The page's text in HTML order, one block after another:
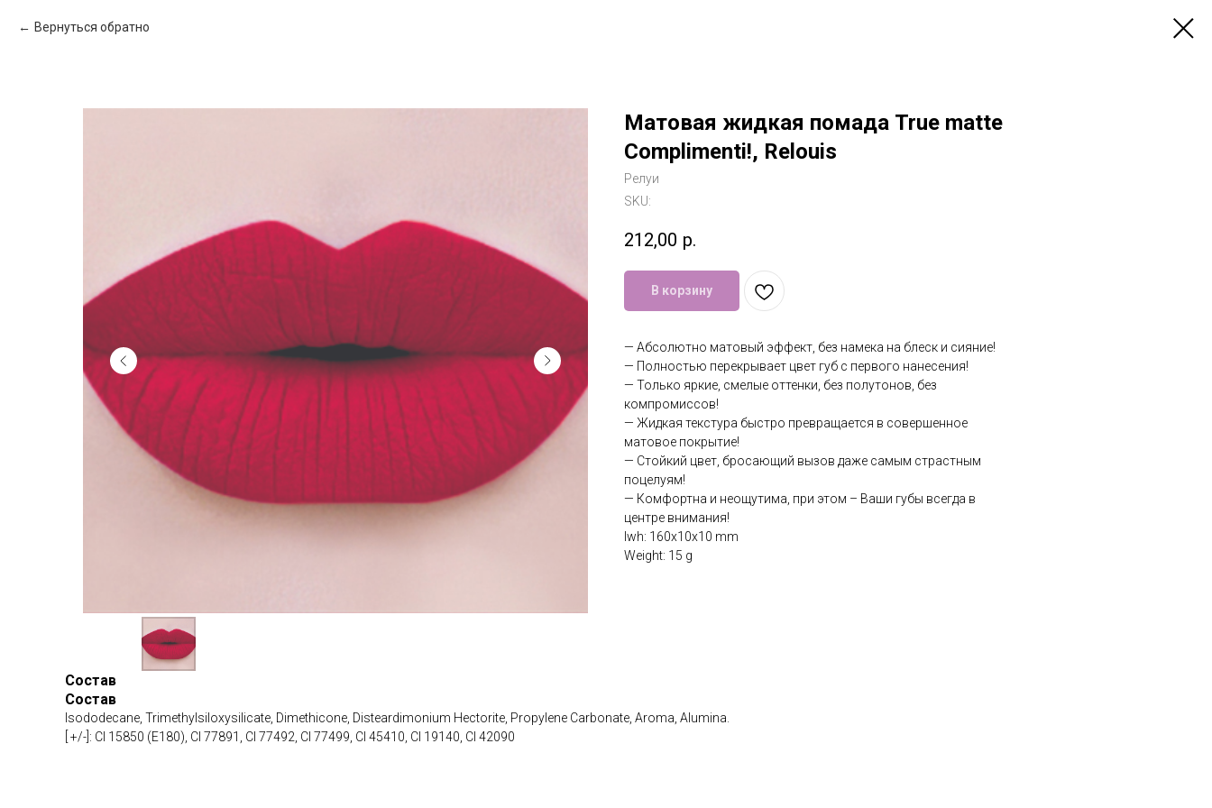
Вернуться обратно
Матовая жидкая помада True matte
Complimenti!, Relouis
Релуи
SKU:
212,00 р.
В корзину
— Абсолютно матовый эффект, без намека на блеск и сияние!
— Полностью перекрывает цвет губ с первого нанесения!
— Только яркие, смелые оттенки, без полутонов, без
компромиссов!
— Жидкая текстура быстро превращается в совершенное
матовое покрытие!
— Стойкий цвет, бросающий вызов даже самым страстным
поцелуям!
— Комфортна и неощутима, при этом – Ваши губы всегда в
центре внимания!
lwh: 160x10x10 mm
Weight: 15 g
Состав
Состав
Isododecane, Trimethylsiloxysilicate, Dimethicone, Disteardimonium Hectorite, Propylene Carbonate, Aroma, Alumina.
[ +/-]: CI 15850 (E180), CI 77891, CI 77492, CI 77499, CI 45410, CI 19140, CI 42090